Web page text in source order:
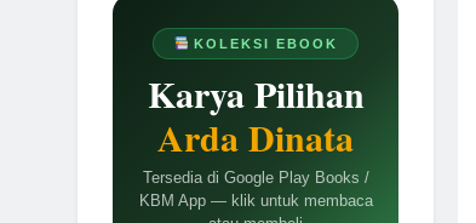
KOLEKSI EBOOK
Karya Pilihan
Arda Dinata
Tersedia di Google Play Books /
KBM App — klik untuk membaca